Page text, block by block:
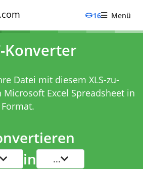
16 Menü
Konverter
Datei mit diesem XLS-zu-
Excel Spreadsheet in
in ...